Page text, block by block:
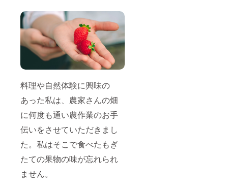
料理や自然体験に興味の
あった私は、農家さんの畑
に何度も通い農作業のお手
伝いをさせていただきまし
た。私はそこで食べたもぎ
たての果物の味が忘れられ
ません。